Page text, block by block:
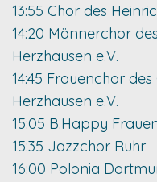
13:55 Chor des
14:20 Männerchor
Herzhausen e.V.
14:45 Frauenchor
Herzhausen e.V.
15:05 B.Happy
15:35 Jazzchor Ruhr
16:00 Polonia